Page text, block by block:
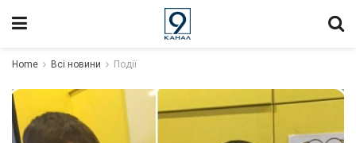
Home Всі новини Події